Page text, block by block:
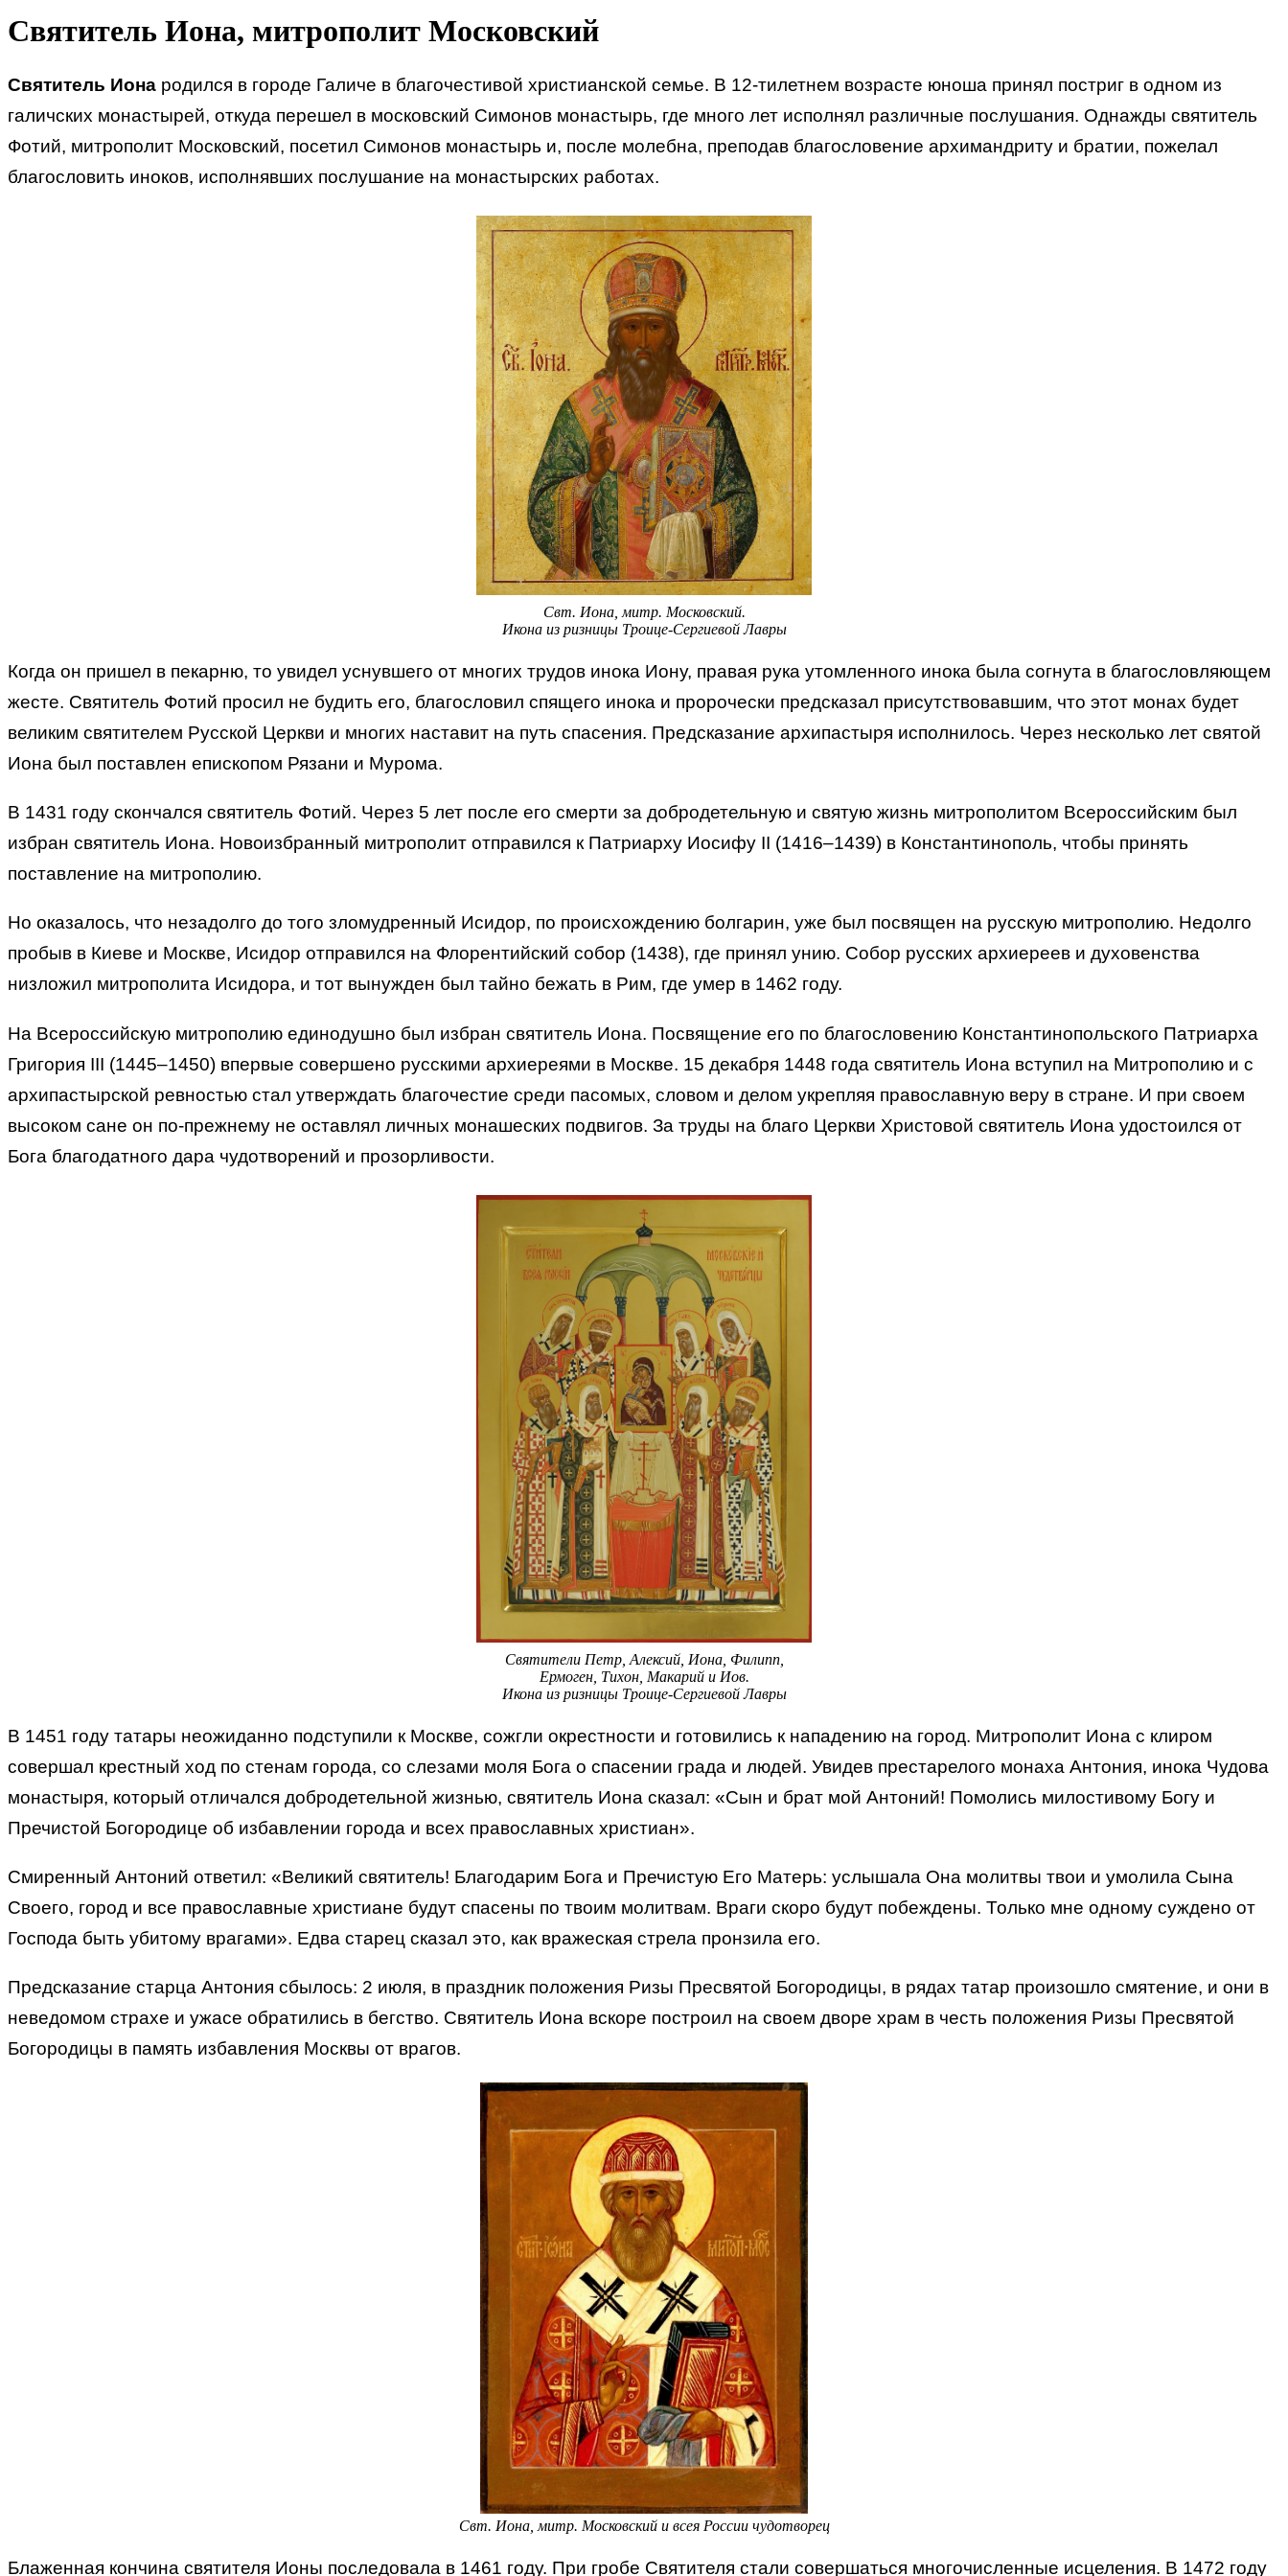
Святитель Иона, митрополит Московский
Святитель Иона родился в городе Галиче в благочестивой христианской семье. В 12-тилетнем возрасте юноша принял постриг в одном из
галичских монастырей, откуда перешел в московский Симонов монастырь, где много лет исполнял различные послушания. Однажды святитель
Фотий, митрополит Московский, посетил Симонов монастырь и, после молебна, преподав благословение архимандриту и братии, пожелал
благословить иноков, исполнявших послушание на монастырских работах.
Свт. Иона, митр. Московский.
Икона из ризницы Троице-Сергиевой Лавры
Когда он пришел в пекарню, то увидел уснувшего от многих трудов инока Иону, правая рука утомленного инока была согнута в благословляющем
жесте. Святитель Фотий просил не будить его, благословил спящего инока и пророчески предсказал присутствовавшим, что этот монах будет
великим святителем Русской Церкви и многих наставит на путь спасения. Предсказание архипастыря исполнилось. Через несколько лет святой
Иона был поставлен епископом Рязани и Мурома.
В 1431 году скончался святитель Фотий. Через 5 лет после его смерти за добродетельную и святую жизнь митрополитом Всероссийским был
избран святитель Иона. Новоизбранный митрополит отправился к Патриарху Иосифу II (1416–1439) в Константинополь, чтобы принять
поставление на митрополию.
Но оказалось, что незадолго до того зломудренный Исидор, по происхождению болгарин, уже был посвящен на русскую митрополию. Недолго
пробыв в Киеве и Москве, Исидор отправился на Флорентийский собор (1438), где принял унию. Собор русских архиереев и духовенства
низложил митрополита Исидора, и тот вынужден был тайно бежать в Рим, где умер в 1462 году.
На Всероссийскую митрополию единодушно был избран святитель Иона. Посвящение его по благословению Константинопольского Патриарха
Григория III (1445–1450) впервые совершено русскими архиереями в Москве. 15 декабря 1448 года святитель Иона вступил на Митрополию и с
архипастырской ревностью стал утверждать благочестие среди пасомых, словом и делом укрепляя православную веру в стране. И при своем
высоком сане он по-прежнему не оставлял личных монашеских подвигов. За труды на благо Церкви Христовой святитель Иона удостоился от
Бога благодатного дара чудотворений и прозорливости.
Святители Петр, Алексий, Иона, Филипп,
Ермоген, Тихон, Макарий и Иов.
Икона из ризницы Троице-Сергиевой Лавры
В 1451 году татары неожиданно подступили к Москве, сожгли окрестности и готовились к нападению на город. Митрополит Иона с клиром
совершал крестный ход по стенам города, со слезами моля Бога о спасении града и людей. Увидев престарелого монаха Антония, инока Чудова
монастыря, который отличался добродетельной жизнью, святитель Иона сказал: «Сын и брат мой Антоний! Помолись милостивому Богу и
Пречистой Богородице об избавлении города и всех православных христиан».
Смиренный Антоний ответил: «Великий святитель! Благодарим Бога и Пречистую Его Матерь: услышала Она молитвы твои и умолила Сына
Своего, город и все православные христиане будут спасены по твоим молитвам. Враги скоро будут побеждены. Только мне одному суждено от
Господа быть убитому врагами». Едва старец сказал это, как вражеская стрела пронзила его.
Предсказание старца Антония сбылось: 2 июля, в праздник положения Ризы Пресвятой Богородицы, в рядах татар произошло смятение, и они в
неведомом страхе и ужасе обратились в бегство. Святитель Иона вскоре построил на своем дворе храм в честь положения Ризы Пресвятой
Богородицы в память избавления Москвы от врагов.
Свт. Иона, митр. Московский и всея России чудотворец
Блаженная кончина святителя Ионы последовала в 1461 году. При гробе Святителя стали совершаться многочисленные исцеления. В 1472 году